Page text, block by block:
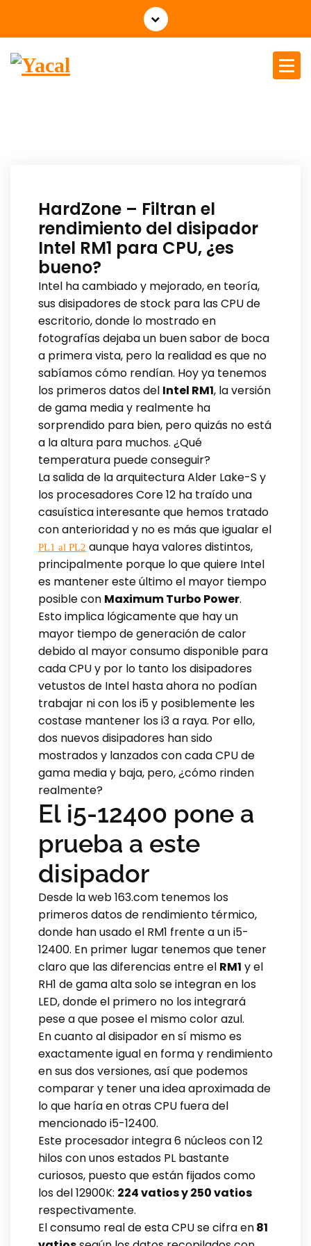
HardZone – Filtran el
rendimiento del disipador
Intel RM1 para CPU, ¿es
bueno?
Intel ha cambiado y mejorado, en teoría,
sus disipadores de stock para las CPU de
escritorio, donde lo mostrado en
fotografías dejaba un buen sabor de boca
a primera vista, pero la realidad es que no
sabíamos cómo rendían. Hoy ya tenemos
los primeros datos del Intel RM1, la versión
de gama media y realmente ha
sorprendido para bien, pero quizás no está
a la altura para muchos. ¿Qué
temperatura puede conseguir?
La salida de la arquitectura Alder Lake-S y
los procesadores Core 12 ha traído una
casuística interesante que hemos tratado
con anterioridad y no es más que igualar el
PL1 al PL2 aunque haya valores distintos,
principalmente porque lo que quiere Intel
es mantener este último el mayor tiempo
posible con Maximum Turbo Power.
Esto implica lógicamente que hay un
mayor tiempo de generación de calor
debido al mayor consumo disponible para
cada CPU y por lo tanto los disipadores
vetustos de Intel hasta ahora no podían
trabajar ni con los i5 y posiblemente les
costase mantener los i3 a raya. Por ello,
dos nuevos disipadores han sido
mostrados y lanzados con cada CPU de
gama media y baja, pero, ¿cómo rinden
realmente?
El i5-12400 pone a
prueba a este
disipador
Desde la web 163.com tenemos los
primeros datos de rendimiento térmico,
donde han usado el RM1 frente a un i5-
12400. En primer lugar tenemos que tener
claro que las diferencias entre el RM1 y el
RH1 de gama alta solo se integran en los
LED, donde el primero no los integrará
pese a que posee el mismo color azul.
En cuanto al disipador en sí mismo es
exactamente igual en forma y rendimiento
en sus dos versiones, así que podemos
comparar y tener una idea aproximada de
lo que haría en otras CPU fuera del
mencionado i5-12400.
Este procesador integra 6 núcleos con 12
hilos con unos estados PL bastante
curiosos, puesto que están fijados como
los del 12900K: 224 vatios y 250 vatios
respectivamente.
El consumo real de esta CPU se cifra en81